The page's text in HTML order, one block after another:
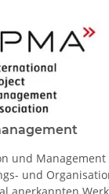
und Management
und
anerkannten